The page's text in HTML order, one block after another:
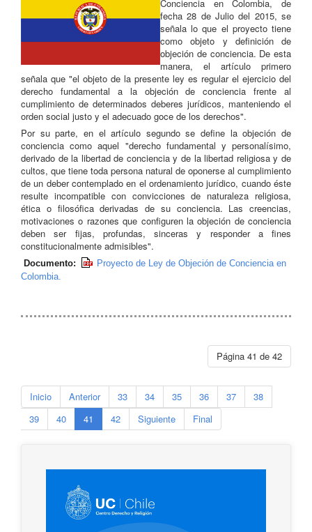
Conciencia en Colombia, de
fecha 28 de Julio del 2015, se
señala lo que el proyecto tiene
como objeto y definición de
objeción de conciencia. De esta
manera, el artículo primero
señala que "el objeto de la presente ley es regular el ejercicio del
derecho fundamental a la objeción de conciencia frente al
cumplimiento de determinados deberes jurídicos, manteniendo el
orden social justo y el adecuado goce de los derechos".
Por su parte, en el artículo segundo se define la objeción de
conciencia como aquel "derecho fundamental y personalísimo,
derivado de la libertad de conciencia y de la libertad religiosa y de
cultos, que tiene toda persona natural de oponerse al cumplimiento
de un deber contemplado en el ordenamiento jurídico, cuando éste
resulte incompatible con convicciones de naturaleza religiosa,
ética o filosófica derivadas de su conciencia. Las creencias,
motivaciones o razones que configuren la objeción de conciencia
deben ser fijas, profundas, sinceras y responder a fines
constitucionalmente admisibles".
Documento:
Proyecto de Ley de Objeción de Conciencia en
Colombia.
Página 41 de 42
Inicio Anterior 33 34 35 36 37
38
39
40 41 42 Siguiente Final